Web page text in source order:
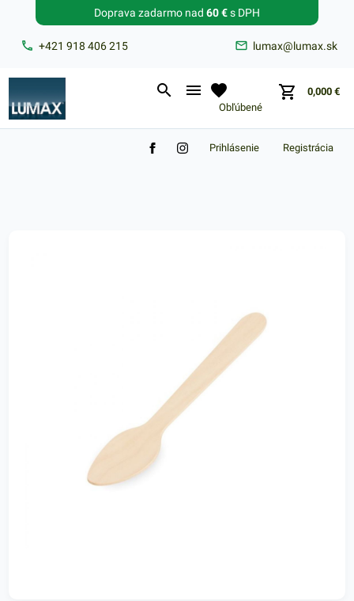
+421 918 406 215 lumax@lumax.sk
Doprava zadarmo nad 60 €s DPH
Obľúbené
0,000 €
Zabudnuté heslo?
Registrácia
Prihlásenie